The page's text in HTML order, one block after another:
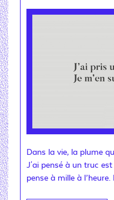
Dans la vie, la plume
J'ai pensé à un truc
pense à mille à